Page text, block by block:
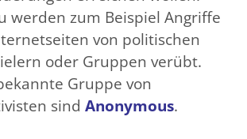
werden zum Beispiel Angriffe
von politischen
oder Gruppen verübt.
Gruppe von
sind Anonymous.